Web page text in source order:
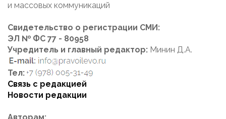
и массовых коммуникаций
Свидетельство о регистрации СМИ:
ЭЛ № ФС 77 - 80958
Учредитель и главный редактор: Минин Д.А.
Тел:
Связь с редакцией
Новости редакции